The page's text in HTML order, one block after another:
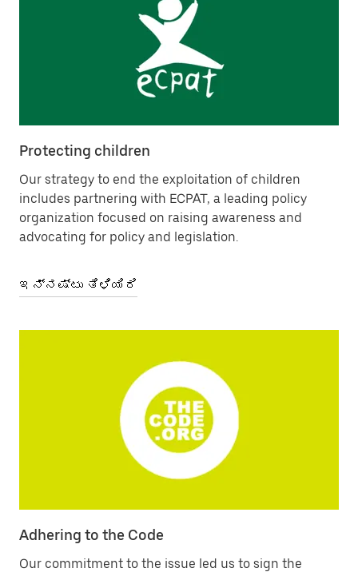
Protecting children
Our strategy to end the exploitation of children
includes partnering with ECPAT, a leading policy
organization focused on raising awareness and
advocating for policy and legislation.
ಇನ್ನಷ್ಟು ತಿಳಿಯಿರಿ
Adhering to the Code
Our commitment to the issue led us to sign the